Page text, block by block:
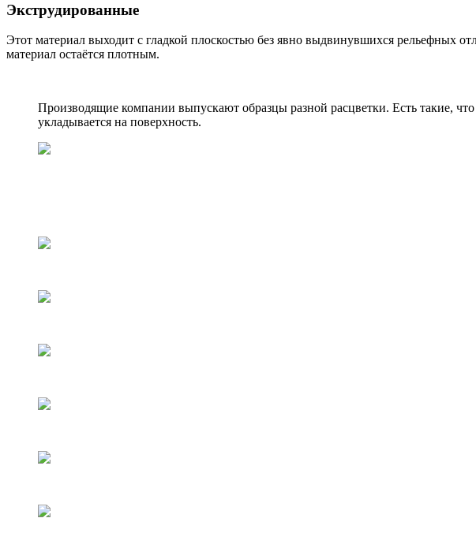
Экструдированные
Этот материал выходит с гладкой плоскостью без явно выдвинувшихся рельефных
материал остаётся плотным.
Производящие компании выпускают образцы разной расцветки. Есть такие,
укладывается на поверхность.